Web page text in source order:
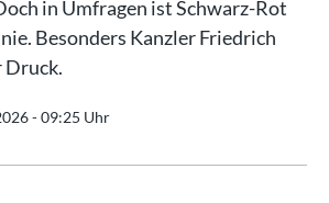
in Umfragen ist Schwarz-Rot
Besonders Kanzler Friedrich
Druck.
- 09:25 Uhr